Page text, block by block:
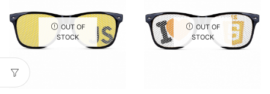
OUT OF
STOCK
OUT OF
STOCK